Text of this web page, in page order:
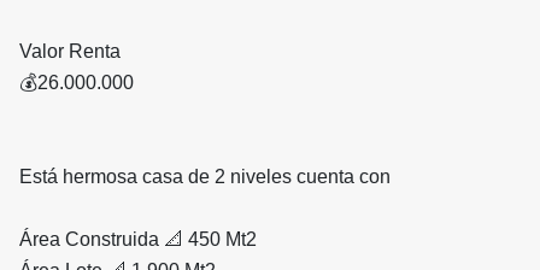
Valor Renta
💰26.000.000
Está hermosa casa de 2 niveles cuenta con
Área Construida 📐 450 Mt2